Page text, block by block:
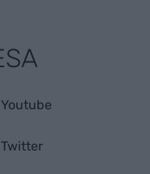
Youtube
Twitter